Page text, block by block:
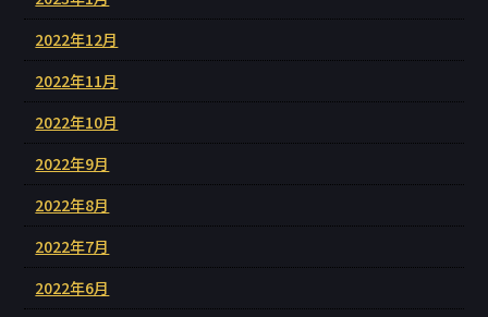
2022年12月
2022年11月
2022年10月
2022年9月
2022年8月
2022年7月
2022年6月